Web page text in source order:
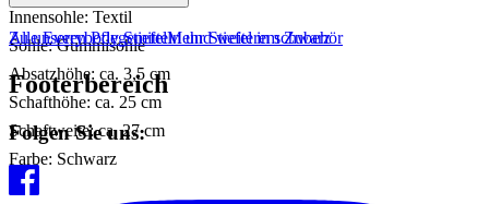
Innensohle: Textil
Sohle: Gummisohle
Absatzhöhe: ca. 3,5 cm
Schafthöhe: ca. 25 cm
Schaftweite: ca. 27 cm
Farbe: Schwarz
Zu unseren Pflegemitteln und weiterem Zubehör
Alle Everybody StiefelMehr Stiefel in schwarz
Footerbereich
Folgen Sie uns: